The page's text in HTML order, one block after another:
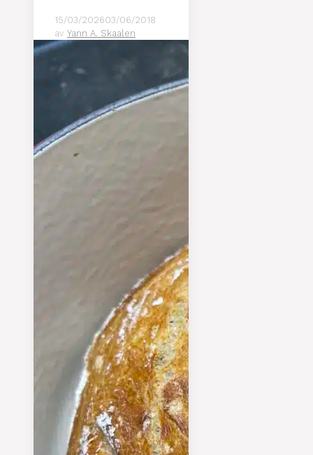
15/03/202603/06/2018
av Yann A. Skaalen